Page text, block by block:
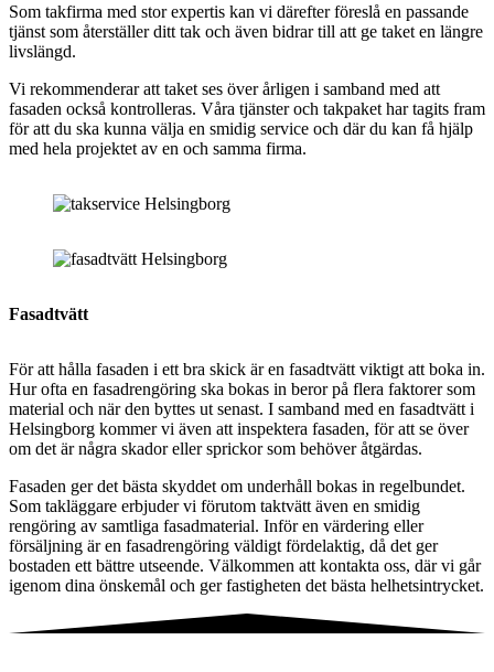
Som takfirma med stor expertis kan vi därefter föreslå en passande
tjänst som återställer ditt tak och även bidrar till att ge taket en längre
livslängd.
Vi rekommenderar att taket ses över årligen i samband med att
fasaden också kontrolleras. Våra tjänster och takpaket har tagits fram
för att du ska kunna välja en smidig service och där du kan få hjälp
med hela projektet av en och samma firma.
Fasadtvätt
För att hålla fasaden i ett bra skick är en fasadtvätt viktigt att boka in.
Hur ofta en fasadrengöring ska bokas in beror på flera faktorer som
material och när den byttes ut senast. I samband med en fasadtvätt i
Helsingborg kommer vi även att inspektera fasaden, för att se över
om det är några skador eller sprickor som behöver åtgärdas.
Fasaden ger det bästa skyddet om underhåll bokas in regelbundet.
Som takläggare erbjuder vi förutom taktvätt även en smidig
rengöring av samtliga fasadmaterial. Inför en värdering eller
försäljning är en fasadrengöring väldigt fördelaktig, då det ger
bostaden ett bättre utseende. Välkommen att kontakta oss, där vi går
igenom dina önskemål och ger fastigheten det bästa helhetsintrycket.